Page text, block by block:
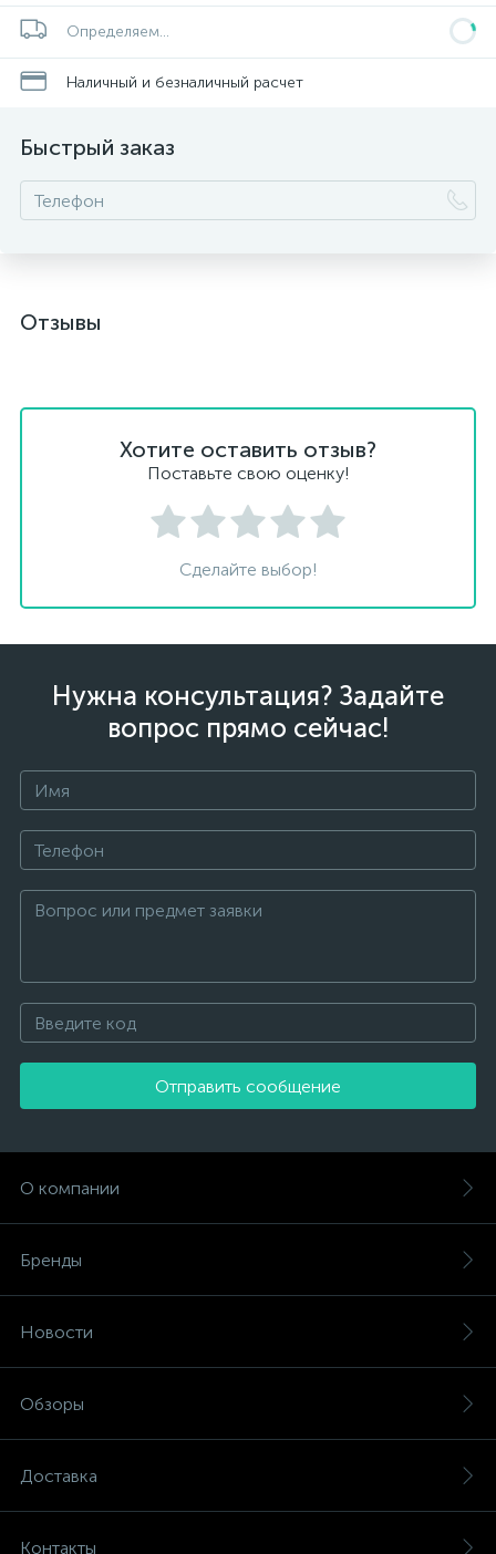
Определяем...
Наличный и безналичный расчет
Быстрый заказ
Отзывы
Хотите оставить отзыв?
Поставьте свою оценку!
Сделайте выбор!
Нужна консультация? Задайте
вопрос прямо сейчас!
Отправить сообщение
О компании
Бренды
Новости
Обзоры
Доставка
Контакты